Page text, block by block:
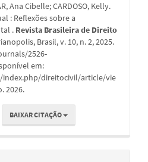
Ana Cibelle; CARDOSO, Kelly.
: Reflexões sobre a
. Revista Brasileira de Direito
Brasil, v. 10, n. 2, 2025.
2526-
em:
direitocivil/article/vie
2026.
BAIXAR CITAÇÃO